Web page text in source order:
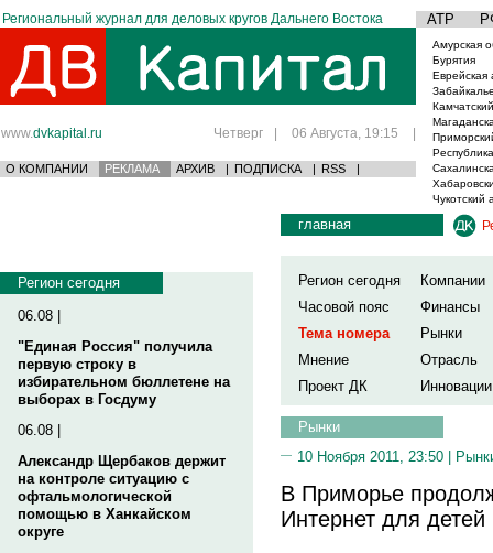
Региональный журнал для деловых кругов Дальнего Востока АТР
www.dvkapital.ru Четверг | 06 Августа, 19:15 |
О КОМПАНИИ РЕКЛАМА АРХИВ | ПОДПИСКА | RSS |
Амурская
Бурятия
Еврейская
Чукотский
Регион сегодня
06.08 |
"Единая Россия" получила
первую строку в
избирательном бюллетене на
выборах в Госдуму
06.08 |
Александр Щербаков держит
на контроле ситуацию с
офтальмологической
помощью в Ханкайском
округе
главная
Регион сегодня
Компании
Часовой пояс
Финансы
Тема номера
Рынки
Мнение
Отрасль
Проект ДК
Инновации
Рынки
10 Ноября 2011, 23:50 |
В Приморье
Интернет для детей